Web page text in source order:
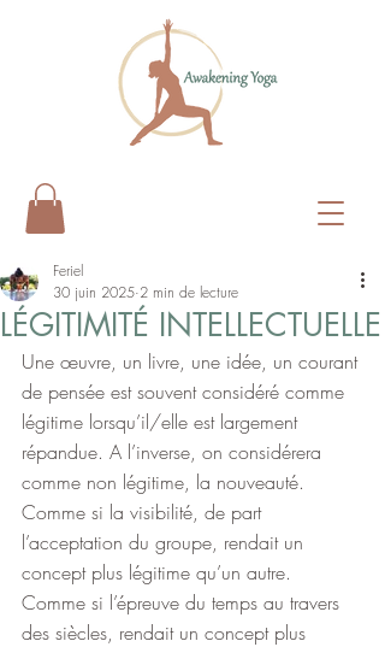
LÉGITIMITÉ INTELLECTUELLE
Feriel
30 juin 2025 2 min de lecture
Une œuvre, un livre, une idée, un courant
de pensée est souvent considéré comme
légitime lorsqu’il/elle est largement
répandue. A l’inverse, on considérera
comme non légitime, la nouveauté.
Comme si la visibilité, de part
l’acceptation du groupe, rendait un
concept plus légitime qu’un autre.
Comme si l’épreuve du temps au travers
des siècles, rendait un concept plus